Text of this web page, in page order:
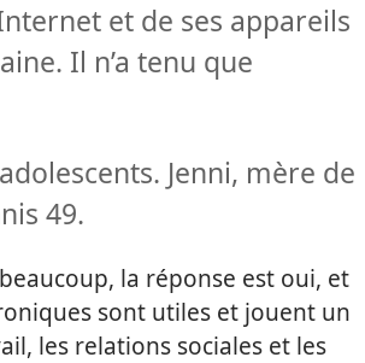
et de ses appareils
Il n’a tenu que
Jenni, mère de
49.
la réponse est oui, et
sont utiles et jouent un
les relations sociales et les